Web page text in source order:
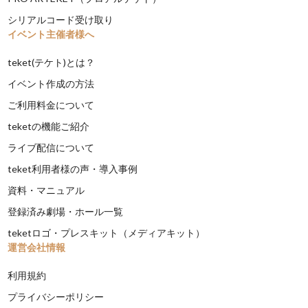
シリアルコード受け取り
イベント主催者様へ
teket(テケト)とは？
イベント作成の方法
ご利用料金について
teketの機能ご紹介
ライブ配信について
teket利用者様の声・導入事例
資料・マニュアル
登録済み劇場・ホール一覧
teketロゴ・プレスキット（メディアキット）
運営会社情報
利用規約
プライバシーポリシー